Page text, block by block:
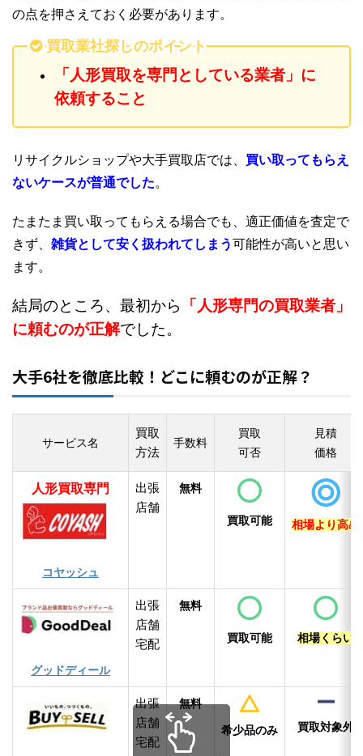
の点を押さえておく必要があります。
買取業社探しのポイント
「人形買取を専門としている業者」に
依頼すること
リサイクルショップや大手買取店では、 買い取ってもらえ
ないケースが普通でした。
たまたま買い取ってもらえる場合でも、適正価値を査定で
きず、 雑貨として安く扱われてしまう可能性が高いと思い
ます。
結局のところ、最初から 「人形専門の買取業者」
に頼むのが正解でした。
大手6社を徹底比較！どこに頼むのが正解？
サービス名
買取
方法
手数料
買取
可否
見積
価格
人形買取専門
コヤッシュ
出張
店舗
無料
買取可能 相場より高め
グッドディール
出張
店舗
宅配
無料
買取可能 相場くらい
出張
店舗
宅配
無料
希少品のみ 買取対象外